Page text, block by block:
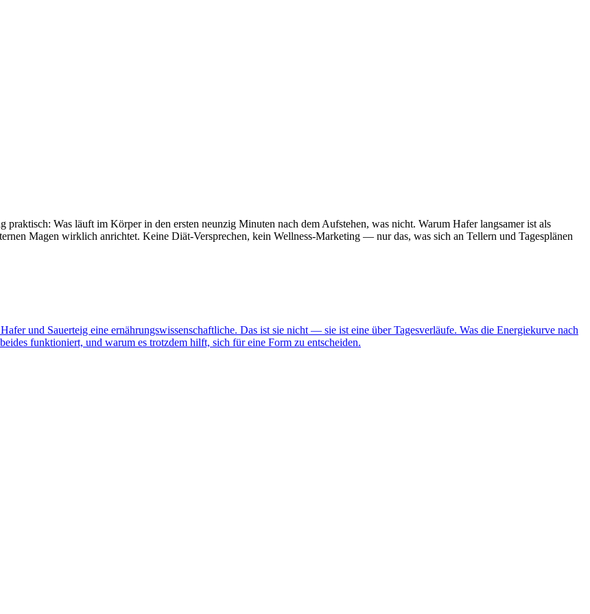
praktisch: Was läuft im Körper in den ersten neunzig Minuten nach dem Aufstehen, was nicht. Warum Hafer langsamer ist als
Magen wirklich anrichtet. Keine Diät-Versprechen, kein Wellness-Marketing — nur das, was sich an Tellern und Tagesplänen
und Sauerteig eine ernährungs­wissenschaftliche. Das ist sie nicht — sie ist eine über Tagesverläufe. Was die Energiekurve nach
funktioniert, und warum es trotzdem hilft, sich für eine Form zu entscheiden.